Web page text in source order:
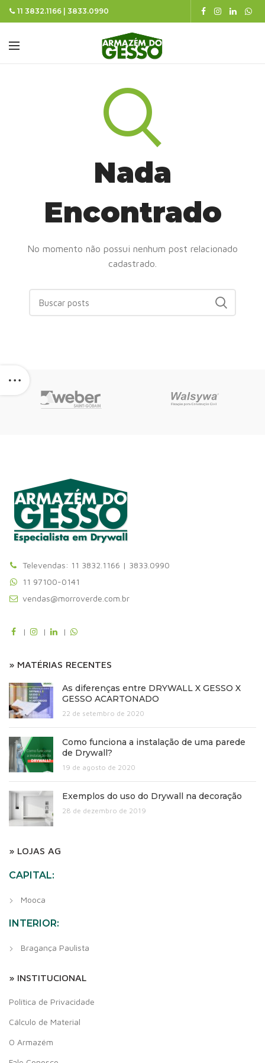
11 3832.1166 | 3833.0990
Nada
Encontrado
No momento não possui nenhum post relacionado
cadastrado.
Televendas: 11 3832.1166 | 3833.0990
11 97100-0141
vendas@morroverde.com.br
| | |
» MATÉRIAS RECENTES
As diferenças entre DRYWALL X GESSO X
GESSO ACARTONADO
22 de setembro de 2020
Como funciona a instalação de uma parede
de Drywall?
19 de agosto de 2020
Exemplos do uso do Drywall na decoração
28 de dezembro de 2019
» LOJAS AG
CAPITAL:
Mooca
INTERIOR:
Bragança Paulista
» INSTITUCIONAL
Política de Privacidade
Cálculo de Material
O Armazém